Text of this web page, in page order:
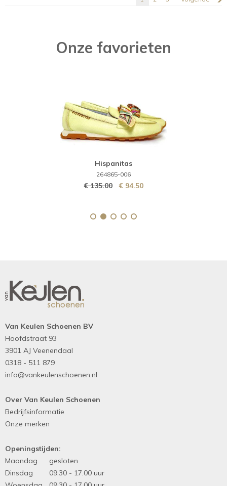
Onze favorieten
Hispanitas
264865-006
€ 135.00 € 94.50
Van Keulen Schoenen BV
Hoofdstraat 93
3901 AJ Veenendaal
0318 - 511 879
info@vankeulenschoenen.nl
Over Van Keulen Schoenen
Bedrijfsinformatie
Onze merken
Openingstijden:
Maandag
gesloten
Dinsdag
09.30 - 17.00 uur